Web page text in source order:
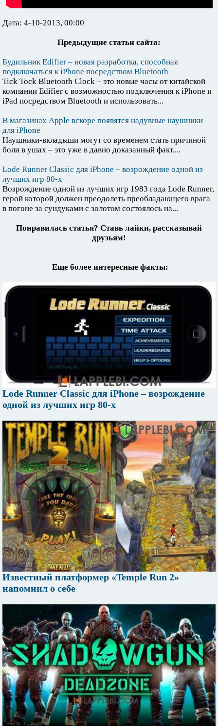
Дата: 4-10-2013, 00:00
Предыдущие статьи сайта:
Будильник Edifier – новая разработка, способная
подключаться к iPhone посредством Bluetooth
Tick Tock Bluetooth Clock – это новые часы от китайской
компании Edifier с возможностью подключения к iPhone и
iPad посредством Bluetooth и использовать...
В магазинах Apple вскоре появятся надувные наушники
для iPhone
Наушники-вкладыши могут со временем стать причиной
боли в ушах – это уже в давно доказанный факт....
Lode Runner Classic для iPhone – возрождение одной из
лучших игр 80-х
Возрождение одной из лучших игр 1983 года Lode Runner,
герой которой должен преодолеть преобладающего врага
в погоне за сундуками с золотом состоялось на...
Понравилась статья? Ставь лайки, рассказывай
друзьям!
Еще более интересные факты:
Lode Runner Classic для iPhone – возрождение
одной из лучших игр 80-х
Известный платформер «Temple Run 2»
напомнил о себе